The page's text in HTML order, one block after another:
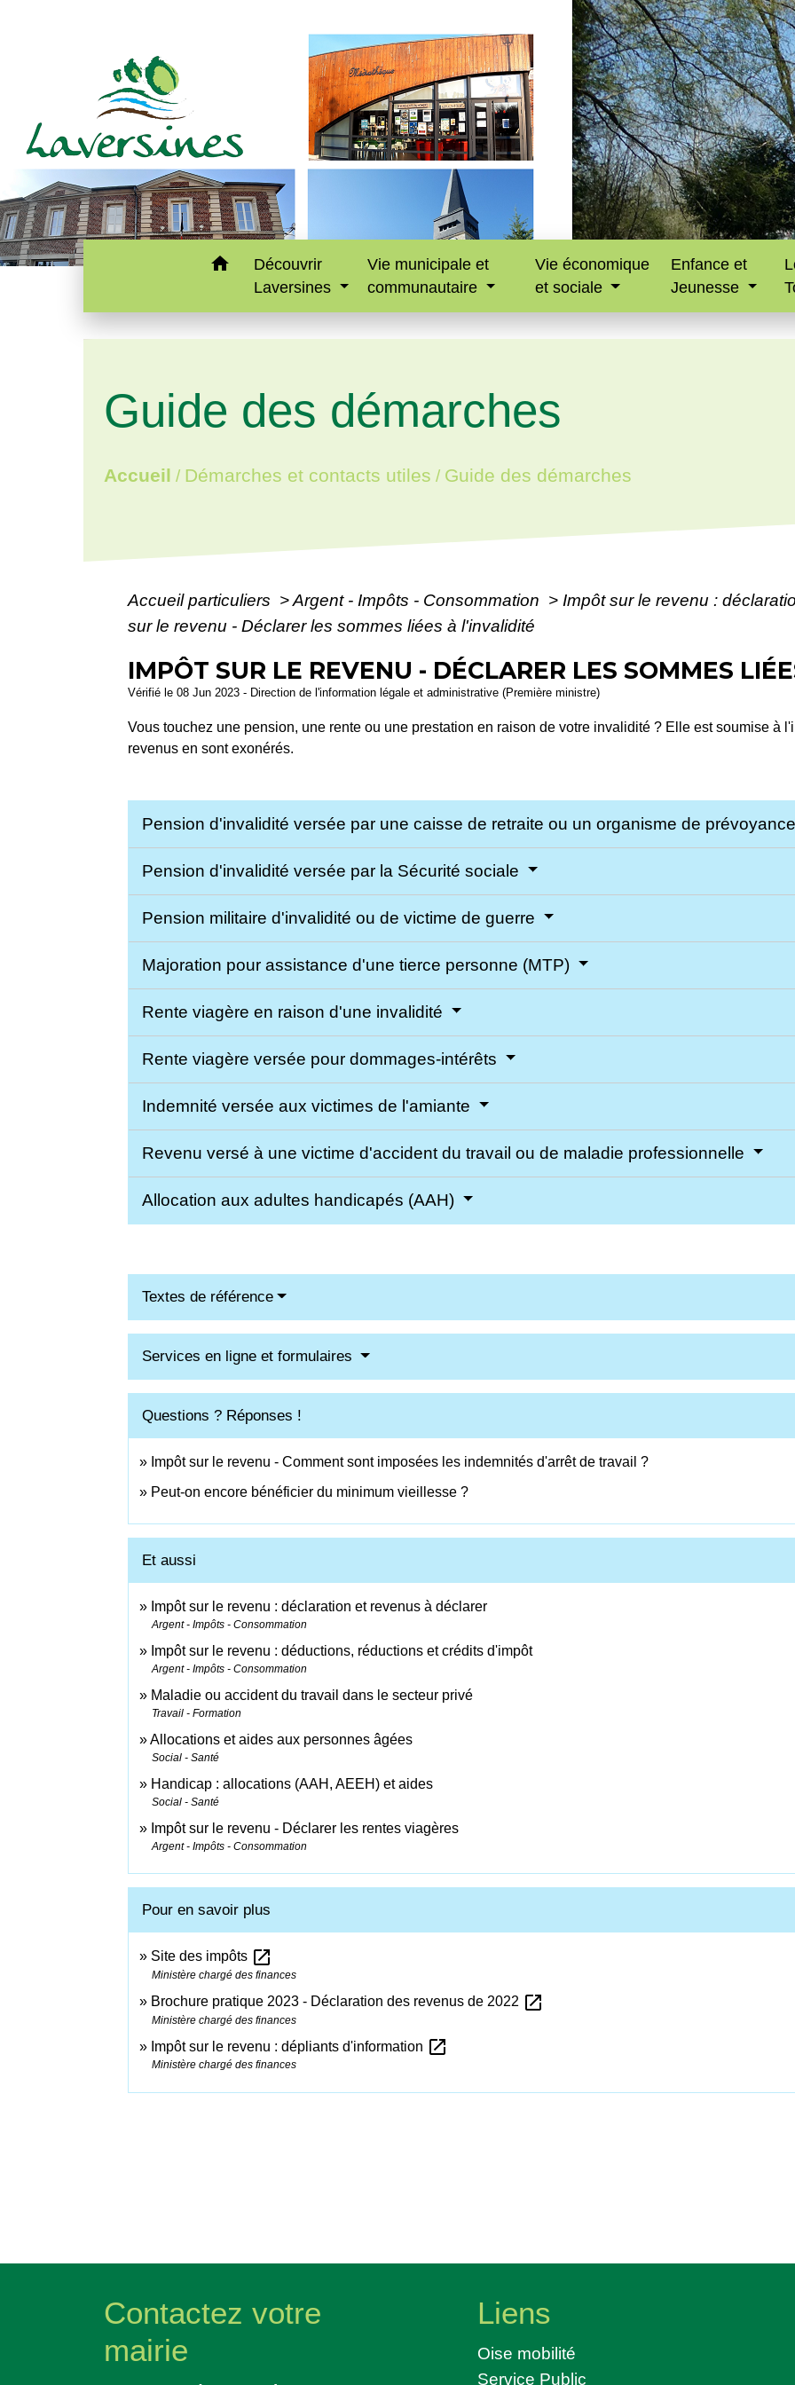
home
Découvrir
Laversines
Vie municipale et
communautaire
Vie économique
et sociale
Enfance et
Jeunesse
Guide des démarches
Accueil / Démarches et contacts utiles / Guide des démarches
Accueil particuliers >Argent - Impôts - Consommation > Impôt sur le revenu :
sur le revenu - Déclarer les sommes liées à l'invalidité
IMPÔT SUR LE REVENU - DÉCLARER LES SOMMES
Vérifié le 08 Jun 2023 - Direction de l'information légale et administrative (Première ministre)
Vous touchez une pension, une rente ou une prestation en raison de votre invalidité ? Elle est soumise à
revenus en sont exonérés.
Pension d'invalidité versée par une caisse de retraite ou un organisme de
Pension d'invalidité versée par la Sécurité sociale
Pension militaire d'invalidité ou de victime de guerre
Majoration pour assistance d'une tierce personne (MTP)
Rente viagère en raison d'une invalidité
Rente viagère versée pour dommages-intérêts
Indemnité versée aux victimes de l'amiante
Revenu versé à une victime d'accident du travail ou de maladie professionnelle
Allocation aux adultes handicapés (AAH)
Textes de référence
Services en ligne et formulaires
Questions ? Réponses !
Impôt sur le revenu - Comment sont imposées les indemnités d'arrêt de travail ?
Peut-on encore bénéficier du minimum vieillesse ?
Et aussi
Impôt sur le revenu : déclaration et revenus à déclarer
Argent - Impôts - Consommation
Impôt sur le revenu : déductions, réductions et crédits d'impôt
Argent - Impôts - Consommation
Maladie ou accident du travail dans le secteur privé
Travail - Formation
Allocations et aides aux personnes âgées
Social - Santé
Handicap : allocations (AAH, AEEH) et aides
Social - Santé
Impôt sur le revenu - Déclarer les rentes viagères
Argent - Impôts - Consommation
Pour en savoir plus
Site des impôts open_in_new
Ministère chargé des finances
Brochure pratique 2023 - Déclaration des revenus de 2022 open_in_new
Ministère chargé des finances
Impôt sur le revenu : dépliants d'information open_in_new
Ministère chargé des finances
Contactez votre
mairie
Liens
Oise mobilité
Service Public